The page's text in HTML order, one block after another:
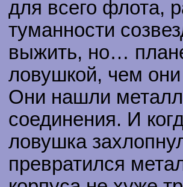
для всего флота,
туманности
выжить, но…
ловушкой, чем
Они нашли металл
соединения. И
ловушка
превратился